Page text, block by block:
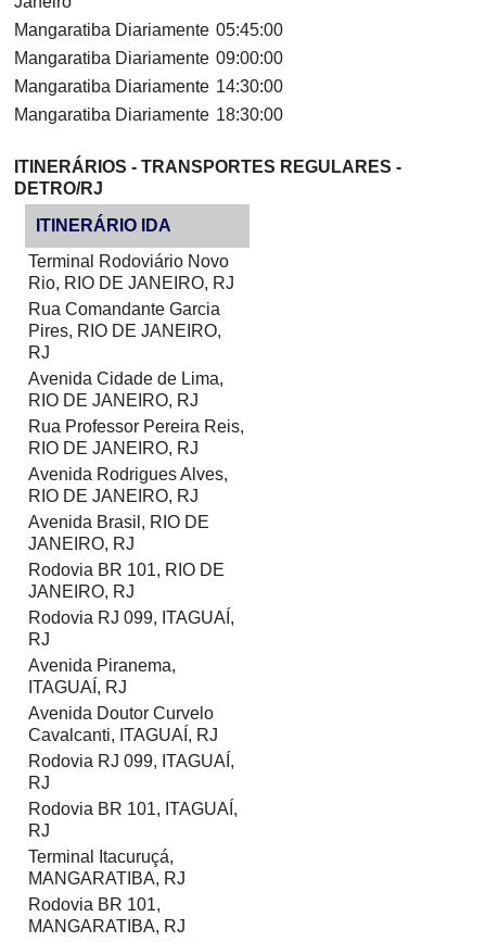
Mangaratiba Diariamente 05:45:00
Mangaratiba Diariamente 09:00:00
Mangaratiba Diariamente 14:30:00
Mangaratiba Diariamente 18:30:00
ITINERÁRIOS - TRANSPORTES REGULARES -
DETRO/RJ
ITINERÁRIO IDA
Terminal Rodoviário Novo
Rio, RIO DE JANEIRO, RJ
Rua Comandante Garcia
Pires, RIO DE JANEIRO,
RJ
Avenida Cidade de Lima,
RIO DE JANEIRO, RJ
Rua Professor Pereira Reis,
RIO DE JANEIRO, RJ
Avenida Rodrigues Alves,
RIO DE JANEIRO, RJ
Avenida Brasil, RIO DE
JANEIRO, RJ
Rodovia BR 101, RIO DE
JANEIRO, RJ
Rodovia RJ 099, ITAGUAÍ,
RJ
Avenida Piranema,
ITAGUAÍ, RJ
Avenida Doutor Curvelo
Cavalcanti, ITAGUAÍ, RJ
Rodovia RJ 099, ITAGUAÍ,
RJ
Rodovia BR 101, ITAGUAÍ,
RJ
Terminal Itacuruçá,
MANGARATIBA, RJ
Rodovia BR 101,
MANGARATIBA, RJ